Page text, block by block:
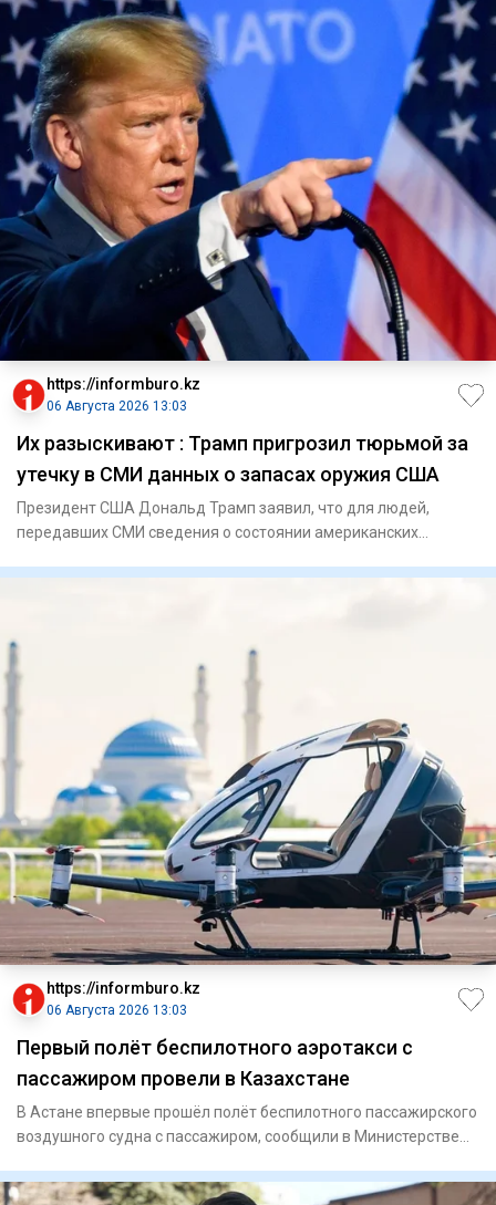
https://informburo.kz
06 Августа 2026 13:03
Их разыскивают : Трамп пригрозил тюрьмой за
утечку в СМИ данных о запасах оружия США
Президент США Дональд Трамп заявил, что для людей,
передавших СМИ сведения о состоянии американских
https://informburo.kz
06 Августа 2026 13:03
Первый полёт беспилотного аэротакси с
пассажиром провели в Казахстане
В Астане впервые прошёл полёт беспилотного пассажирского
воздушного судна с пассажиром, сообщили в Министерстве